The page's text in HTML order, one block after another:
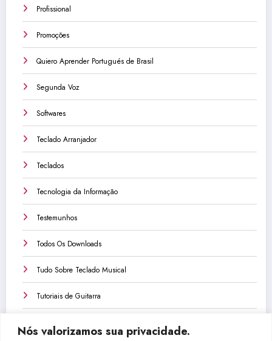
Nós valorizamos sua privacidade.
Profissional
Promoções
Quiero Aprender Portugués de Brasil
Segunda Voz
Softwares
Teclado Arranjador
Teclados
Tecnologia da Informação
Testemunhos
Todos Os Downloads
Tudo Sobre Teclado Musical
Tutoriais de Guitarra